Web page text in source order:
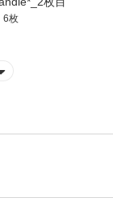
6枚